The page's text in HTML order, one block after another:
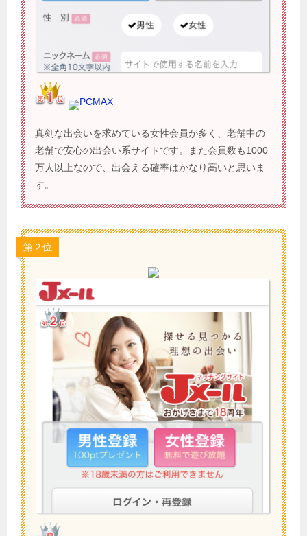
PCMAX
真剣な出会いを求めている女性会員が多く、老舗中の
老舗で安心の出会い系サイトです。また会員数も1000
万人以上なので、出会える確率はかなり高いと思いま
す。
第２位